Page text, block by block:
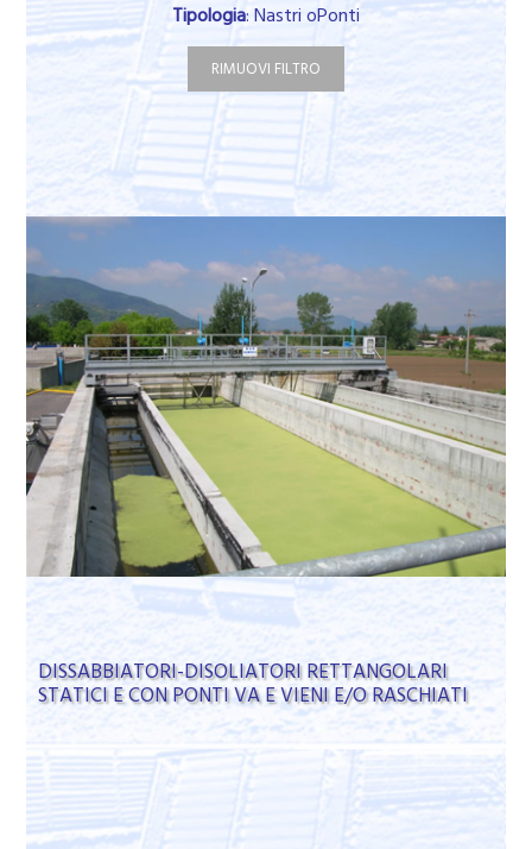
Tipologia: Nastri oPonti
RIMUOVI FILTRO
DISSABBIATORI-DISOLIATORI RETTANGOLARI
STATICI E CON PONTI VA E VIENI E/O RASCHIATI